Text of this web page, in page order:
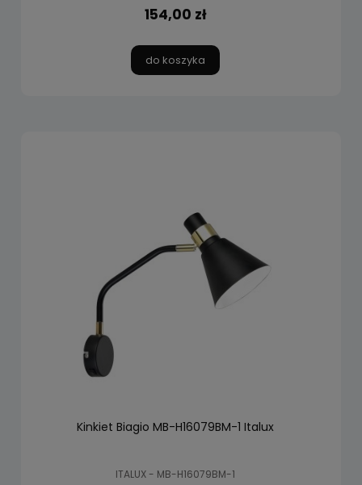
154,00 zł
do koszyka
Kinkiet Biagio MB-H16079BM-1 Italux
ITALUX - MB-H16079BM-1